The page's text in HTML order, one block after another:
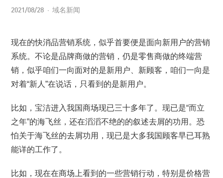
2021/08/28 域名新闻
现在的快消品营销系统，似乎首要便是面向新用户的营销
系统。不论是品牌商做的营销，仍是零售商做的终端营
销，似乎咱们一向面对的是新用户、新顾客，咱们一向是
对着“新人”在说话，只看到的是新用户。
比如，宝洁进入我国商场现已三十多年了。现已是“而立
之年”的海飞丝，还在滔滔不绝的的叙述去屑的功用。恐
怕关于海飞丝的去屑功用，现已是大多我国顾客早已耳熟
能详的工作了。
比如，现在在商场上看到的一些营销行动，特别是价格营